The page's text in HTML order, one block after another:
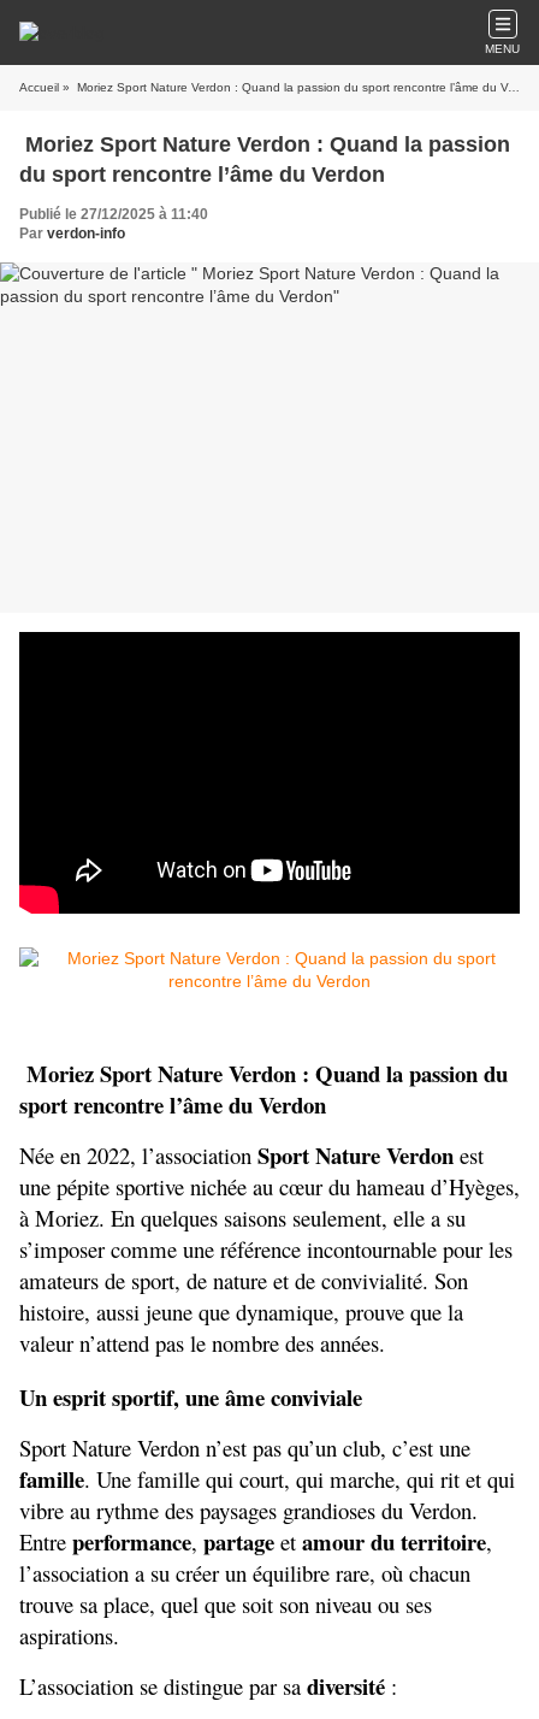
MENU
Accueil » Moriez Sport Nature Verdon : Quand la passion du sport rencontre l’âme du Verdon
Moriez Sport Nature Verdon : Quand la passion
du sport rencontre l’âme du Verdon
Publié le 27/12/2025 à 11:40
Par verdon-info
Moriez Sport Nature Verdon : Quand la passion du
sport rencontre l’âme du Verdon
Née en 2022, l’association Sport Nature Verdon est
une pépite sportive nichée au cœur du hameau d’Hyèges,
à Moriez. En quelques saisons seulement, elle a su
s’imposer comme une référence incontournable pour les
amateurs de sport, de nature et de convivialité. Son
histoire, aussi jeune que dynamique, prouve que la
valeur n’attend pas le nombre des années.
Un esprit sportif, une âme conviviale
famille. Une famille qui court, qui marche, qui rit et qui
vibre au rythme des paysages grandioses du Verdon.
Entre performance, partage et amour du territoire,
l’association a su créer un équilibre rare, où chacun
trouve sa place, quel que soit son niveau ou ses
aspirations.
L’association se distingue par sa diversité :